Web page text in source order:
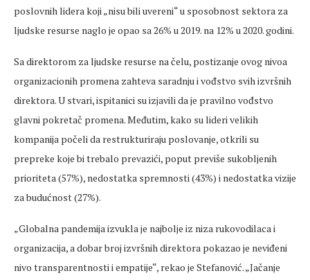
poslovnih lidera koji „nisu bili uvereni“ u sposobnost sektora za
ljudske resurse naglo je opao sa 26% u 2019. na 12% u 2020. godini.
Sa direktorom za ljudske resurse na čelu, postizanje ovog nivoa
organizacionih promena zahteva saradnju i vođstvo svih izvršnih
direktora. U stvari, ispitanici su izjavili da je pravilno vođstvo
glavni pokretač promena. Međutim, kako su lideri velikih
kompanija počeli da restrukturiraju poslovanje, otkrili su
prepreke koje bi trebalo prevazići, poput previše sukobljenih
prioriteta (57%), nedostatka spremnosti (43%) i nedostatka vizije
za budućnost (27%).
„Globalna pandemija izvukla je najbolje iz niza rukovodilaca i
organizacija, a dobar broj izvršnih direktora pokazao je neviđeni
nivo transparentnosti i empatije“, rekao je Stefanović. „Jačanje